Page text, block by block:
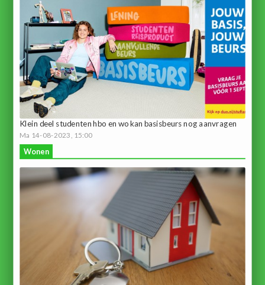
Klein deel studenten hbo en wo kan basisbeurs nog aanvragen
Ma 14-08-2023, 15:00
Wonen